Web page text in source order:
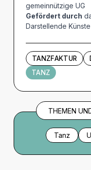
gemeinnützige UG
Gefördert durch
Darstellende Künste
TANZFAKTUR
TANZ
THEMEN
Tanz